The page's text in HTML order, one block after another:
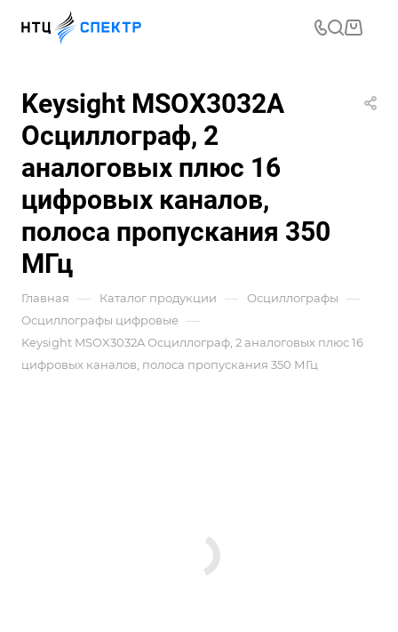
Keysight MSOX3032A
Осциллограф, 2
аналоговых плюс 16
цифровых каналов,
полоса пропускания 350
МГц
Главная — Каталог продукции — Осциллографы —
Осциллографы цифровые —
Keysight MSOX3032A Осциллограф, 2 аналоговых плюс 16
цифровых каналов, полоса пропускания 350 МГц